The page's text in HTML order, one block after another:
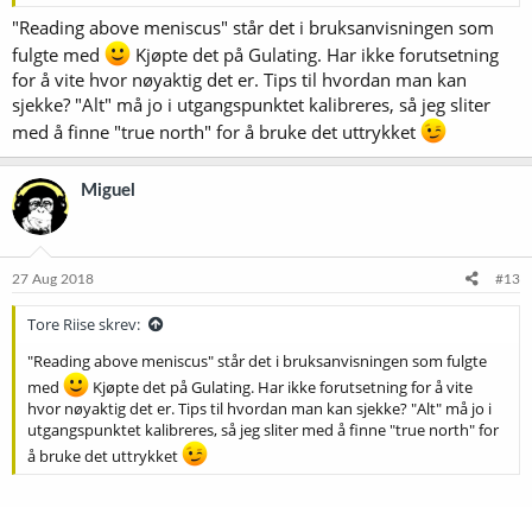
"Reading above meniscus" står det i bruksanvisningen som
fulgte med
Kjøpte det på Gulating. Har ikke forutsetning
for å vite hvor nøyaktig det er. Tips til hvordan man kan
sjekke? "Alt" må jo i utgangspunktet kalibreres, så jeg sliter
med å finne "true north" for å bruke det uttrykket
Miguel
27 Aug 2018 #13
Tore Riise skrev:
"Reading above meniscus" står det i bruksanvisningen som fulgte
med
Kjøpte det på Gulating. Har ikke forutsetning for å vite
hvor nøyaktig det er. Tips til hvordan man kan sjekke? "Alt" må jo i
utgangspunktet kalibreres, så jeg sliter med å finne "true north" for
å bruke det uttrykket